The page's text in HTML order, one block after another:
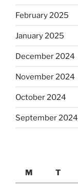
February 2025
January 2025
December 2024
November 2024
October 2024
September 2024
M
T